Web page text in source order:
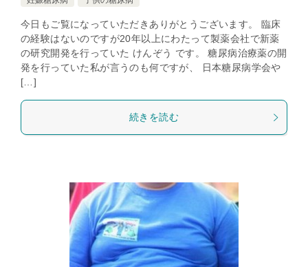
今日もご覧になっていただきありがとうございます。 臨床
の経験はないのですが20年以上にわたって製薬会社で新薬
の研究開発を行っていた けんぞう です。 糖尿病治療薬の開
発を行っていた私が言うのも何ですが、 日本糖尿病学会や
[…]
続きを読む